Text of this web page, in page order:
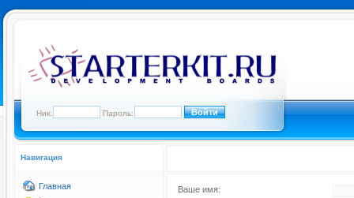
Ник: Пароль:
Навигация
Главная
Ваше имя: